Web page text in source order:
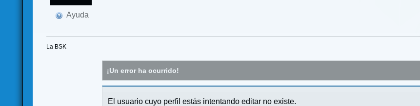
Ayuda
La BSK
¡Un error ha ocurrido!
El usuario cuyo perfil estás intentando editar no existe.